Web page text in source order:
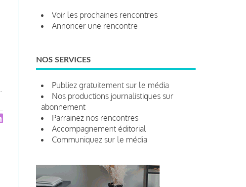
Voir les prochaines rencontres
Annoncer une rencontre
NOS SERVICES
Publiez gratuitement sur le média
Nos productions journalistiques sur
abonnement
Parrainez nos rencontres
Accompagnement éditorial
Communiquez sur le média